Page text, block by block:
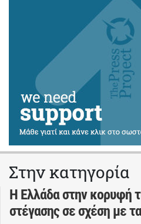
Στην κατηγορία
Η Ελλάδα στην κορυφή
στέγασης σε σχέση με